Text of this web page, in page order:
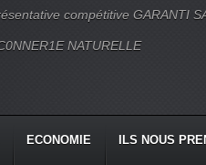
compétitive GARANTI
NATURELLE
ECONOMIE ILS NOUS